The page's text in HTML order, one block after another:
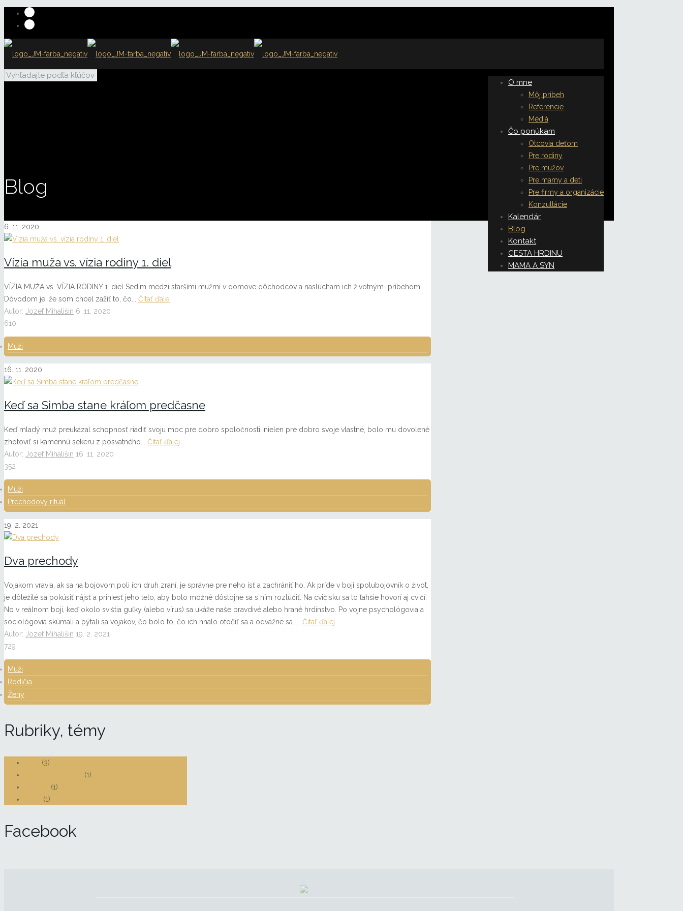
O mne
Môj príbeh
Referencie
Médiá
Čo ponúkam
Otcovia deťom
Pre rodiny
Pre mužov
Pre mamy a deti
Pre firmy a organizácie
Konzultácie
Kalendár
Blog
Kontakt
CESTA HRDINU
MAMA A SYN
Blog
6. 11. 2020
Vízia muža vs. vízia rodiny 1. diel
VÍZIA MUŽA vs. VÍZIA RODINY 1. diel Sedím medzi staršími mužmi v domove dôchodcov a naslúcham ich životným príbehom.
Dôvodom je, že som chcel zažiť to, čo... Čítať ďalej
Autor: Jozef Mihališin 6. 11. 2020
610
Muži
16. 11. 2020
Keď sa Simba stane kráľom predčasne
Keď mladý muž preukázal schopnosť riadiť svoju moc pre dobro spoločnosti, nielen pre dobro svoje vlastné, bolo mu dovolené
zhotoviť si kamennú sekeru z posvätného... Čítať ďalej
Autor: Jozef Mihališin 16. 11. 2020
352
Muži
Prechodový rituál
19. 2. 2021
Dva prechody
Vojakom vravia, ak sa na bojovom poli ich druh zraní, je správne pre neho ísť a zachrániť ho. Ak príde v boji spolubojovník o život,
je dôležité sa pokúsiť nájsť a priniesť jeho telo, aby bolo možné dôstojne sa s ním rozlúčiť. Na cvičisku sa to ľahšie hovorí aj cvičí.
No v reálnom boji, keď okolo svištia guľky (alebo vírus) sa ukáže naše pravdivé alebo hrané hrdinstvo. Po vojne psychológovia a
sociológovia skúmali a pýtali sa vojakov, čo bolo to, čo ich hnalo otočiť sa a odvážne sa..... Čítať ďalej
Autor: Jozef Mihališin 19. 2. 2021
729
Muži
Rodičia
Ženy
Rubriky, témy
(3)
(1)
(1)
(1)
Facebook